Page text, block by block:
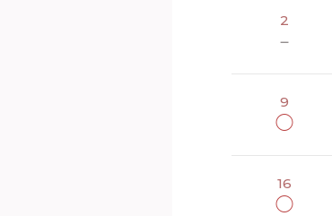
2
－
9
◯
16
◯